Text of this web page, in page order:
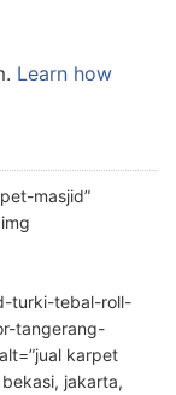
Learn how
masjid”
turki-tebal-roll-
tangerang-
karpet
jakarta,